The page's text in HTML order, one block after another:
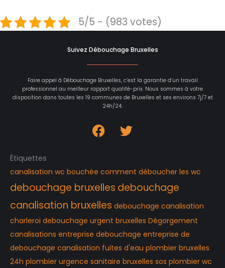
5/5 - (983 votes)
Suivez Débouchage Bruxelles
Faire appel à Débouchage Bruxelles, c’est la garantie d’un travail
professionnel au meilleur rapport qualité-prix. Nous sommes à votre
disposition dans toutes les 19 communes de Bruxelles et ses environs 7j/7 et
24h/24.
Étiquettes
canalisation wc bouchée comment déboucher les wc
debouchage bruxelles debouchage
canalisation bruxelles debouchage canalisation
charleroi debouchage urgent bruxelles Dégorgement
canalisations entreprise debouchage entreprise de
debouchage canalisation fuites d'eau plombier bruxelles
24h plombier urgence sanitaire bruxelles sos plombier wc